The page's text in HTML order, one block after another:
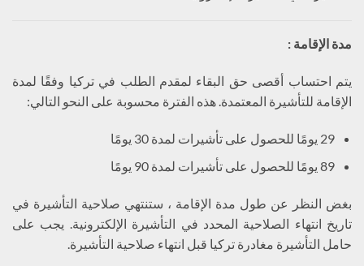
مدة الإقامة :
يتم احتساب أقصى حق البقاء لمقدم الطلب في تركيا وفقًا لمدة
الإقامة للتأشيرة المعتمدة. هذه الفترة محسوبة على النحو التالي:
29 يومًا للحصول على تأشيرات لمدة 30 يومًا
89 يومًا للحصول على تأشيرات لمدة 90 يومًا
بغض النظر عن طول مدة الإقامة ، ستنتهي صلاحية التأشيرة في
تاريخ انتهاء الصلاحية المحدد في التأشيرة الإلكترونية. يجب على
حامل التأشيرة مغادرة تركيا قبل انتهاء صلاحية التأشيرة.